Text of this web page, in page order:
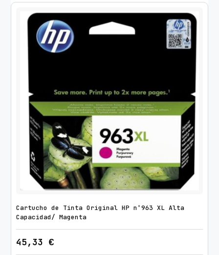
Cartucho de Tinta Original HP nº963 XL Alta
Capacidad/ Magenta
45,33 €